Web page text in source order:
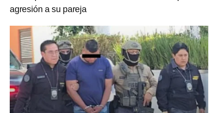
agresión a su pareja